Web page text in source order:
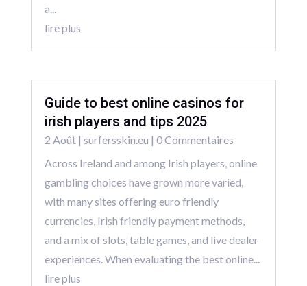
a...
lire plus
Guide to best online casinos for
irish players and tips 2025
2 Août| surfersskin.eu | 0 Commentaires
Across Ireland and among Irish players, online
gambling choices have grown more varied,
with many sites offering euro friendly
currencies, Irish friendly payment methods,
and a mix of slots, table games, and live dealer
experiences. When evaluating the best online...
lire plus